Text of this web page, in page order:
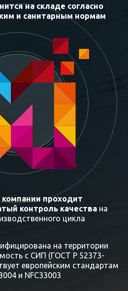
на складе согласно
и санитарным нормам
проходит
контроль качества на
цикла
на территории
с СИП (ГОСТ Р 52373-
европейским стандартам
и NFC33003